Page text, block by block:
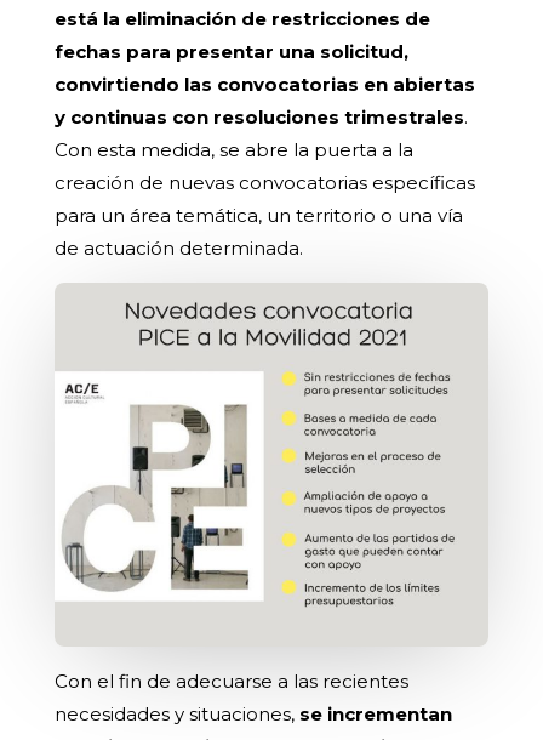
está la eliminación de restricciones de
fechas para presentar una solicitud,
convirtiendo las convocatorias en abiertas
y continuas con resoluciones trimestrales.
Con esta medida, se abre la puerta a la
creación de nuevas convocatorias específicas
para un área temática, un territorio o una vía
de actuación determinada.
Con el fin de adecuarse a las recientes
necesidades y situaciones, se incrementan